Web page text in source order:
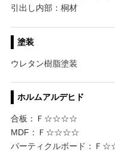
引出し内部：桐材
塗装
ウレタン樹脂塗装
ホルムアルデヒド
合板：Ｆ☆☆☆☆
MDF：Ｆ☆☆☆☆
パーティクルボード：